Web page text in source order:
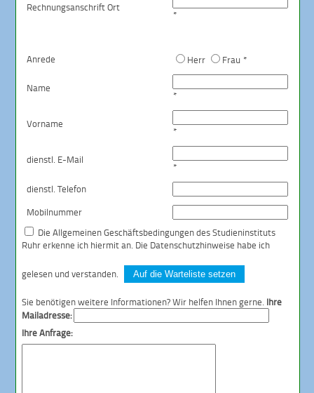
Rechnungsanschrift Ort
*
Anrede Herr Frau *
Name
*
Vorname
*
dienstl. E-Mail
*
dienstl. Telefon
Mobilnummer
DieAllgemeinen Geschäftsbedingungendes Studieninstituts
Ruhr erkenne ich hiermit an. Die Datenschutzhinweise habe ich
gelesen und verstanden. Auf die Warteliste setzen
Sie benötigen weitere Informationen? Wir helfen Ihnen gerne. Ihre
Mailadresse:
Ihre Anfrage: